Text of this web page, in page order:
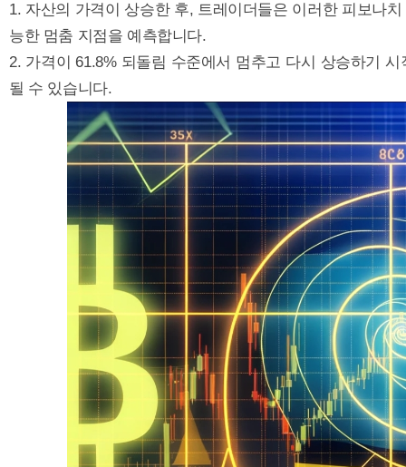
1. 자산의 가격이 상승한 후, 트레이더들은 이러한 피보나
능한 멈춤 지점을 예측합니다.
2. 가격이 61.8% 되돌림 수준에서 멈추고 다시 상승하기
될 수 있습니다.